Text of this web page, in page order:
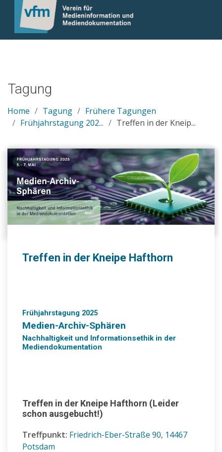
Tagung
Home Tagung
Frühere Tagungen
Frühjahrstagung 202...
Treffen in der Kneip...
Treffen in der Kneipe Hafthorn
Frühjahrstagung 2025
Medien-Archiv-Sphären
Nachhaltigkeit und Informationsethik in der
Mediendokumentation
Treffen in der Kneipe Hafthorn (Leider
schon ausgebucht!)
Treffpunkt: Friedrich-Eber-Straße 90, 14467
Potsdam